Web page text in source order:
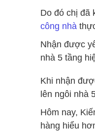
Do đó chị đã
công nhà
Nhận được
nhà 5 tầng
Khi nhận
lên ngôi nhà
Hôm nay,
hàng hiểu